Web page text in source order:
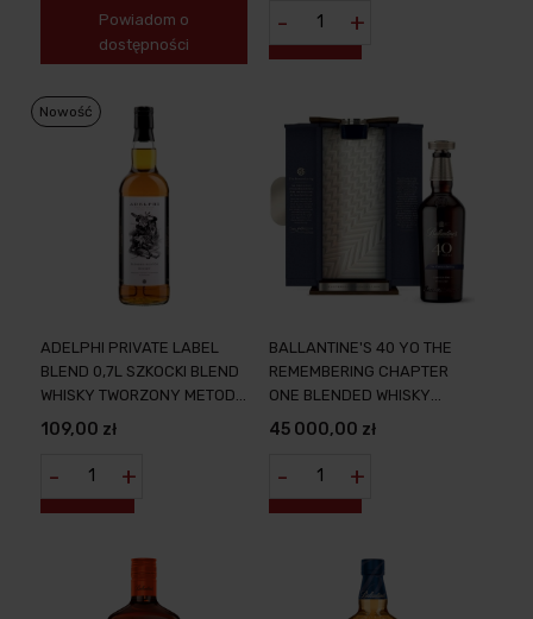
Powiadom o
dostępności
- +
ADELPHI PRIVATE LABEL
BLEND 0,7L SZKOCKI BLEND
WHISKY TWORZONY METODĄ
SOLERA
109,00 zł
- +
Nowość
BALLANTINE'S 40 YO THE
REMEMBERING CHAPTER
ONE BLENDED WHISKY
EDYCJA KOLEKCJONERSKA
45 000,00 zł
- +